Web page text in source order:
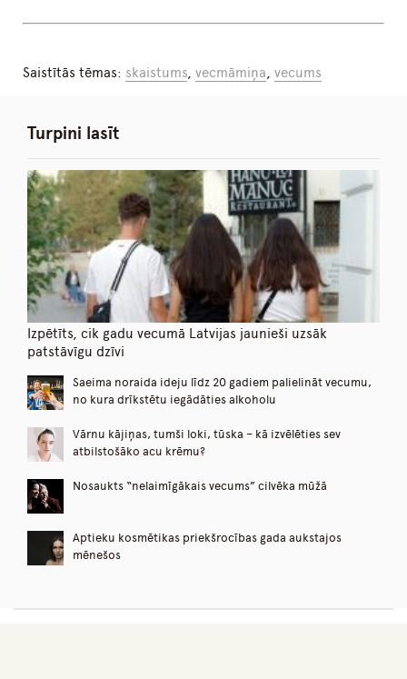
Saistītās tēmas: skaistums,vecmāmiņa,vecums
Turpini lasīt
Izpētīts, cik gadu vecumā Latvijas jaunieši uzsāk
patstāvīgu dzīvi
Saeima noraida ideju līdz 20 gadiem palielināt vecumu,
no kura drīkstētu iegādāties alkoholu
Vārnu kājiņas, tumši loki, tūska – kā izvēlēties sev
atbilstošāko acu krēmu?
Nosaukts “nelaimīgākais vecums” cilvēka mūžā
Aptieku kosmētikas priekšrocības gada aukstajos
mēnešos